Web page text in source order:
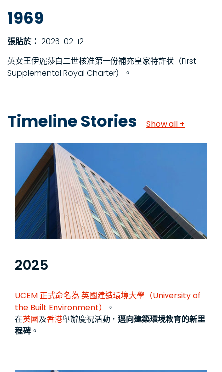
1969
張貼於： 2026-02-12
英女王伊麗莎白二世核准第一份補充皇家特許狀（First
Supplemental Royal Charter）。
Timeline Stories Show all +
2025
UCEM 正式命名為 英國建造環境大學（University of
the Built Environment）
。
在英國及香港舉辦慶祝活動， 邁向建築環境教育的新里
程碑 。